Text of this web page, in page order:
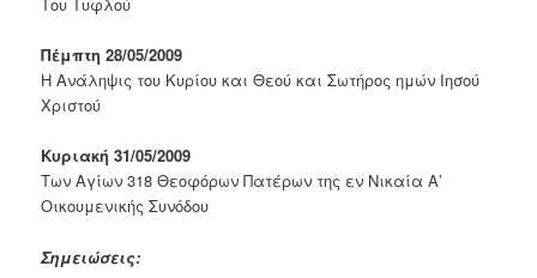
Πέμπτη 28/05/2009
Η Ανάληψις του Κυρίου και Θεού και Σωτήρος ημών Ιησού
Χριστού
Κυριακή 31/05/2009
Των Αγίων 318 Θεοφόρων Πατέρων της εν Νικαία Α’
Οικουμενικής Συνόδου
Σημειώσεις: